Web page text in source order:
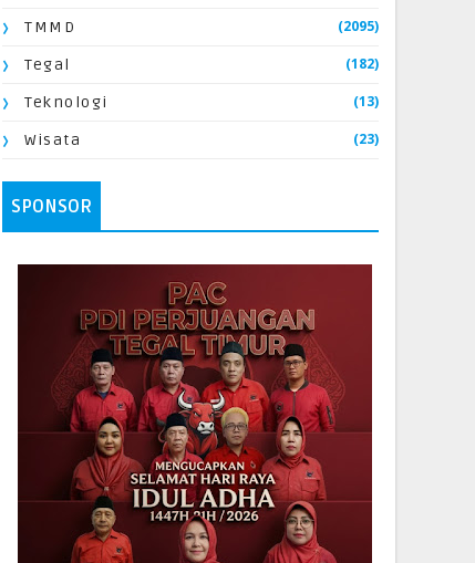
TMMD (2095)
Tegal (182)
Teknologi (13)
Wisata (23)
SPONSOR